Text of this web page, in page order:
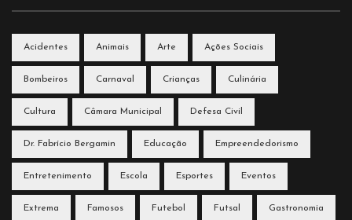
Acidentes Animais Arte Ações Sociais
Bombeiros Carnaval Crianças Culinária
Cultura Câmara Municipal Defesa Civil
Dr. Fabrício Bergamin Educação Empreendedorismo
Entretenimento Escola Esportes Eventos
Extrema Famosos Futebol Futsal Gastronomia